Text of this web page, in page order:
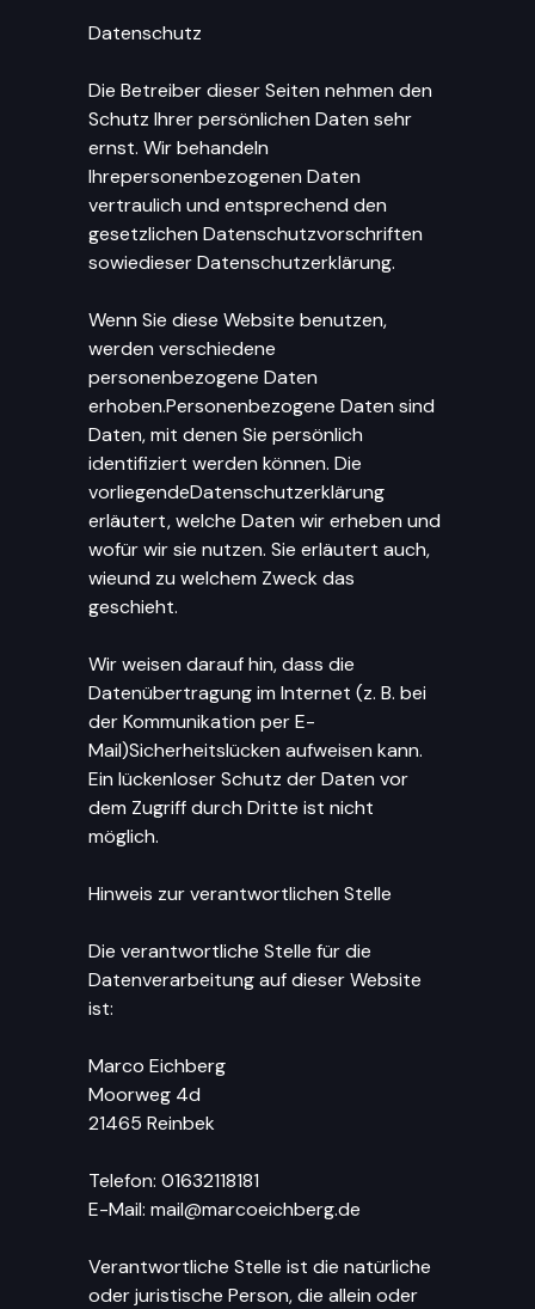
Datenschutz
Die Betreiber dieser Seiten nehmen den
Schutz Ihrer persönlichen Daten sehr
ernst. Wir behandeln
Ihrepersonenbezogenen Daten
vertraulich und entsprechend den
gesetzlichen Datenschutzvorschriften
sowiedieser Datenschutzerklärung.
Wenn Sie diese Website benutzen,
werden verschiedene
personenbezogene Daten
erhoben.Personenbezogene Daten sind
Daten, mit denen Sie persönlich
identifiziert werden können. Die
vorliegendeDatenschutzerklärung
erläutert, welche Daten wir erheben und
wofür wir sie nutzen. Sie erläutert auch,
wieund zu welchem Zweck das
geschieht.
Wir weisen darauf hin, dass die
Datenübertragung im Internet (z. B. bei
der Kommunikation per E-
Mail)Sicherheitslücken aufweisen kann.
Ein lückenloser Schutz der Daten vor
dem Zugriff durch Dritte ist nicht
möglich.
Hinweis zur verantwortlichen Stelle
Die verantwortliche Stelle für die
Datenverarbeitung auf dieser Website
ist:
Marco Eichberg
Moorweg 4d
21465 Reinbek
Telefon: 01632118181
E-Mail: mail@marcoeichberg.de
Verantwortliche Stelle ist die natürliche
oder juristische Person, die allein oder